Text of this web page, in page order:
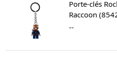
Porte-clés
Raccoon
--